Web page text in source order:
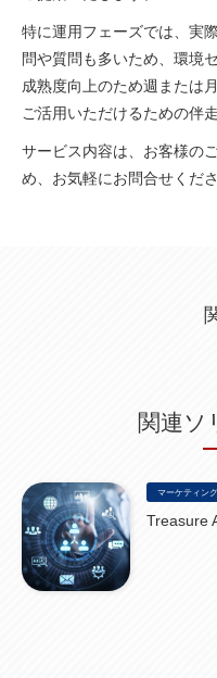
特に運用フェーズでは、実
問や質問も多いため、環境
成熟度向上のため週または
ご活用いただけるための伴
サービス内容は、お客様の
め、お気軽にお問合せくださ
関連ソ
マーケティング
Treasure